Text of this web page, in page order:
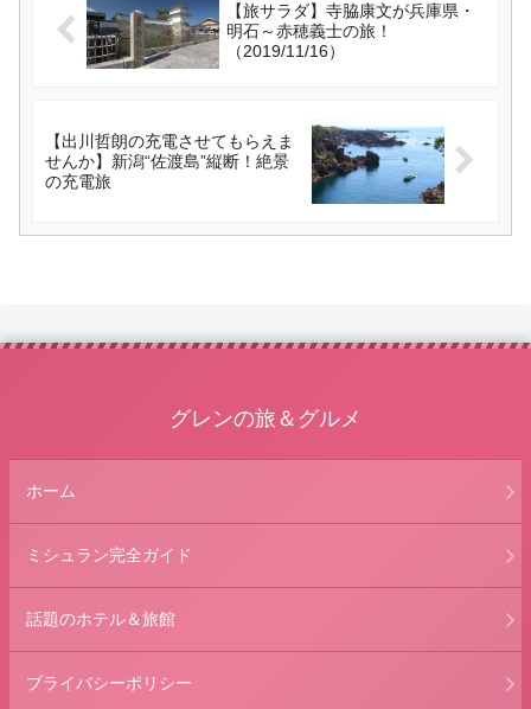
【旅サラダ】寺脇康文が兵庫県・
明石～赤穂義士の旅！
（2019/11/16）
【出川哲朗の充電させてもらえま
せんか】新潟“佐渡島”縦断！絶景
の充電旅
グレンの旅＆グルメ
ホーム
ミシュラン完全ガイド
話題のホテル＆旅館
プライバシーポリシー